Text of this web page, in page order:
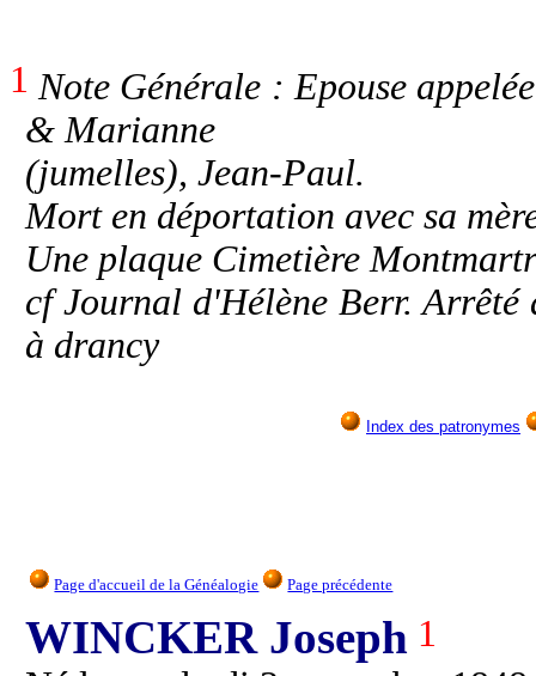
1 Note Générale : Epouse
& Marianne
(jumelles), Jean-Paul.
Mort en déportation avec sa
Une plaque Cimetière
cf Journal d'Hélène Berr.
à drancy
Index des patronymes
Page d'accueil de la Généalogie Page précédente
WINCKER Joseph 1